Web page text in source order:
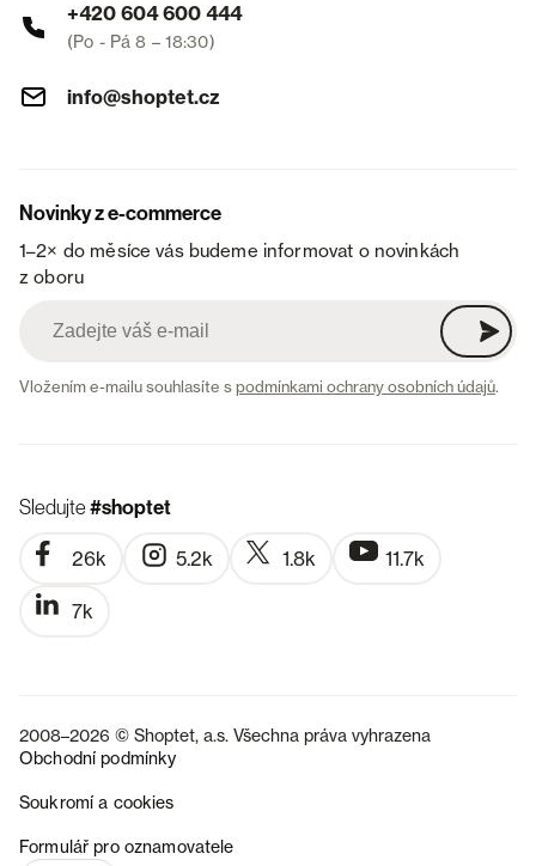
+420 604 600 444
(Po - Pá 8 – 18:30)
info@shoptet.cz
Novinky z e-commerce
1–2× do měsíce vás budeme informovat o novinkách
z oboru
Vložením e-mailu souhlasíte spodmínkami ochrany osobních údajů.
Sledujte#shoptet
26k 5.2k 1.8k 11.7k
7k
2008–2026 © Shoptet, a.s. Všechna práva vyhrazena
Obchodní podmínky
Soukromí a cookies
Formulář pro oznamovatele